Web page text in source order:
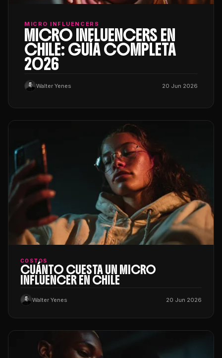
MICRO INFLUENCERS
MICRO INFLUENCERS EN
CHILE: GUÍA COMPLETA
2026
Walter Yenes 20 Jun 2026
COSTOS
CUÁNTO CUESTA UN MICRO
INFLUENCER EN CHILE
Walter Yenes 20 Jun 2026